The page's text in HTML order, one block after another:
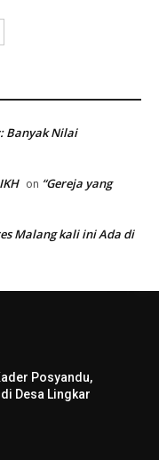
Banyak Nilai
on “Gereja yang
Malang kali ini Ada di
Posyandu,
Desa Lingkar